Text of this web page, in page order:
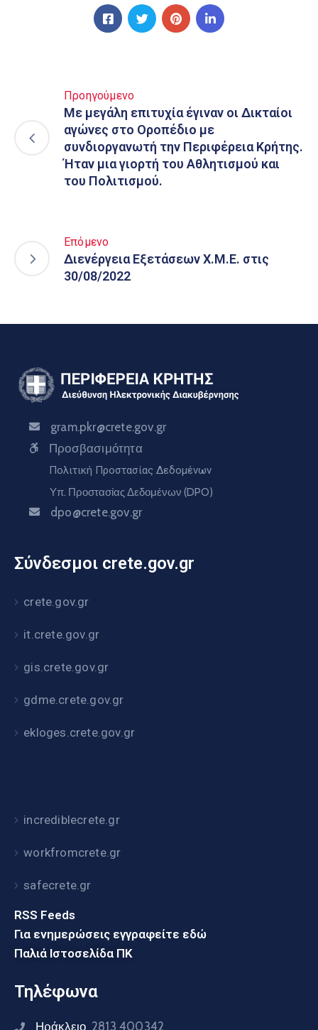
Προηγούμενο
Με μεγάλη επιτυχία έγιναν οι Δικταίοι
αγώνες στο Οροπέδιο με
συνδιοργανωτή την Περιφέρεια Κρήτης.
Ήταν μια γιορτή του Αθλητισμού και
του Πολιτισμού.
Επόμενο
Διενέργεια Εξετάσεων Χ.Μ.Ε. στις
30/08/2022
gram.pkr@crete.gov.gr
Προσβασιμότητα
Πολιτική Προστασίας Δεδομένων
Υπ. Προστασίας Δεδομένων (DPO)
dpo@crete.gov.gr
Σύνδεσμοι crete.gov.gr
crete.gov.gr
it.crete.gov.gr
gis.crete.gov.gr
gdme.crete.gov.gr
ekloges.crete.gov.gr
incrediblecrete.gr
workfromcrete.gr
safecrete.gr
RSS Feeds
Για ενημερώσεις εγγραφείτε εδώ
Παλιά Ιστοσελίδα ΠΚ
Τηλέφωνα
Ηράκλειο 2813 400342